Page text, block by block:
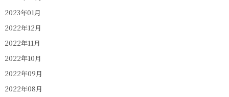
2023年01月
2022年12月
2022年11月
2022年10月
2022年09月
2022年08月